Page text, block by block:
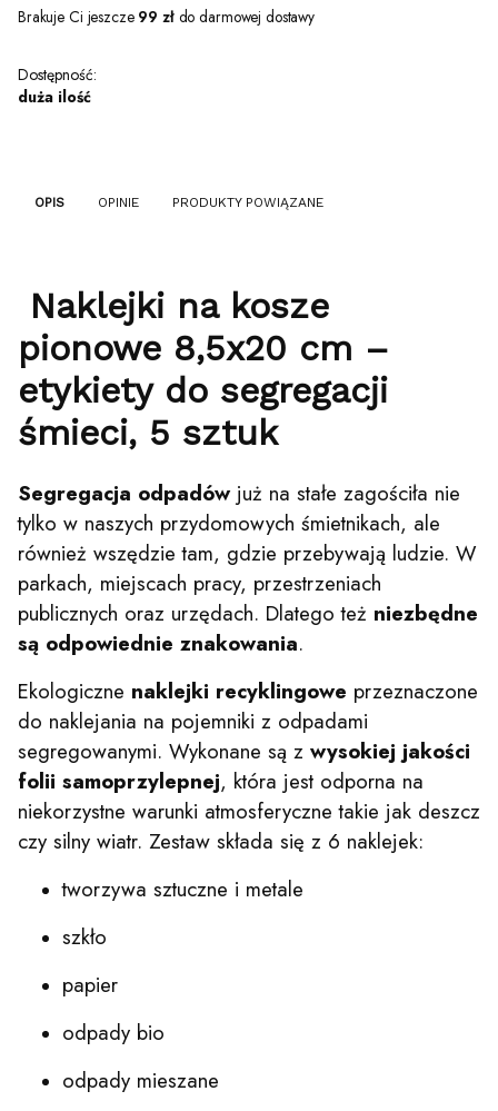
Brakuje Ci jeszcze 99 złdo darmowej dostawy
Dostępność:
duża ilość
OPIS OPINIE PRODUKTY POWIĄZANE
Naklejki na kosze
pionowe 8,5x20 cm –
etykiety do segregacji
śmieci, 5 sztuk
Segregacja odpadówjuż na stałe zagościła nie
tylko w naszych przydomowych śmietnikach, ale
również wszędzie tam, gdzie przebywają ludzie. W
parkach, miejscach pracy, przestrzeniach
publicznych oraz urzędach. Dlatego też niezbędne
są odpowiednie znakowania.
Ekologiczne naklejki recyklingowe przeznaczone
do naklejania na pojemniki z odpadami
segregowanymi. Wykonane są z wysokiej jakości
folii samoprzylepnej, która jest odporna na
niekorzystne warunki atmosferyczne takie jak deszcz
czy silny wiatr. Zestaw składa się z 6 naklejek:
tworzywa sztuczne i metale
szkło
papier
odpady bio
odpady mieszane